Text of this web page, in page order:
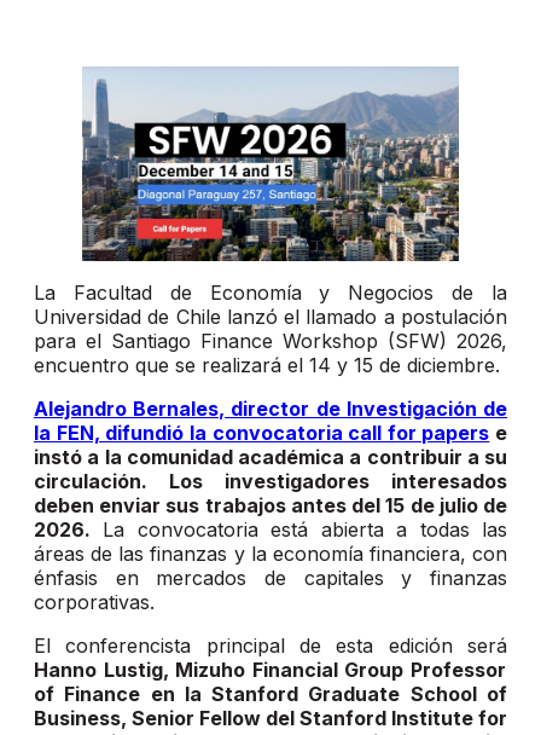
La Facultad de Economía y Negocios de la
Universidad de Chile lanzó el llamado a postulación
para el Santiago Finance Workshop (SFW) 2026,
encuentro que se realizará el 14 y 15 de diciembre.
Alejandro Bernales, director de Investigación de
la FEN, difundió la convocatoria call for papers e
instó a la comunidad académica a contribuir a su
circulación. Los investigadores interesados
deben enviar sus trabajos antes del 15 de julio de
2026. La convocatoria está abierta a todas las
áreas de las finanzas y la economía financiera, con
énfasis en mercados de capitales y finanzas
corporativas.
El conferencista principal de esta edición será
Hanno Lustig, Mizuho Financial Group Professor
of Finance en la Stanford Graduate School of
Business, Senior Fellow del Stanford Institute for